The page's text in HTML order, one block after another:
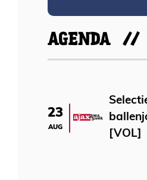
AGENDA
23
AUG
[VOL]